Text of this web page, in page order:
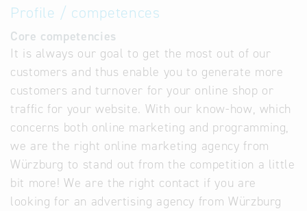
Profile / competences
Core competencies
It is always our goal to get the most out of our
customers and thus enable you to generate more
customers and turnover for your online shop or
traffic for your website. With our know-how, which
concerns both online marketing and programming,
we are the right online marketing agency from
Würzburg to stand out from the competition a little
bit more! We are the right contact if you are
looking for an advertising agency from Würzburg